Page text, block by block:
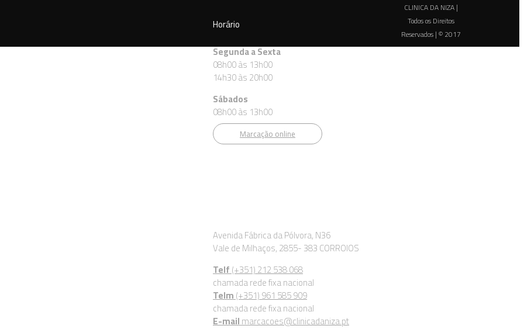
Horário
Segunda a Sexta
08h00 às 13h00
14h30 às 20h00
Sábados
08h00 às 13h00
Marcação online
Avenida Fábrica da Pólvora, N36
Vale de Milhaços, 2855- 383 CORROIOS
Telf(+351) 212 538 068
chamada rede fixa nacional
Telm(+351) 961 585 909
chamada rede fixa nacional
E-mailmarcacoes@clinicadaniza.pt
CLINICA DA NIZA |
Todos os Direitos
Reservados | © 2017